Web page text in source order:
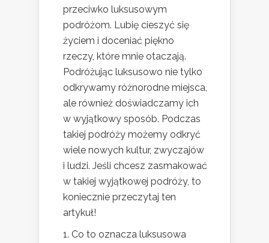
przeciwko luksusowym
podróżom. Lubię cieszyć się
życiem i doceniać piękno
rzeczy, które mnie otaczają.
Podróżując luksusowo nie tylko
odkrywamy różnorodne miejsca,
ale również doświadczamy ich
w wyjątkowy sposób. Podczas
takiej podróży możemy odkryć
wiele nowych kultur, zwyczajów
i ludzi. Jeśli chcesz zasmakować
w takiej wyjątkowej podróży, to
koniecznie przeczytaj ten
artykuł!
1. Co to oznacza luksusowa